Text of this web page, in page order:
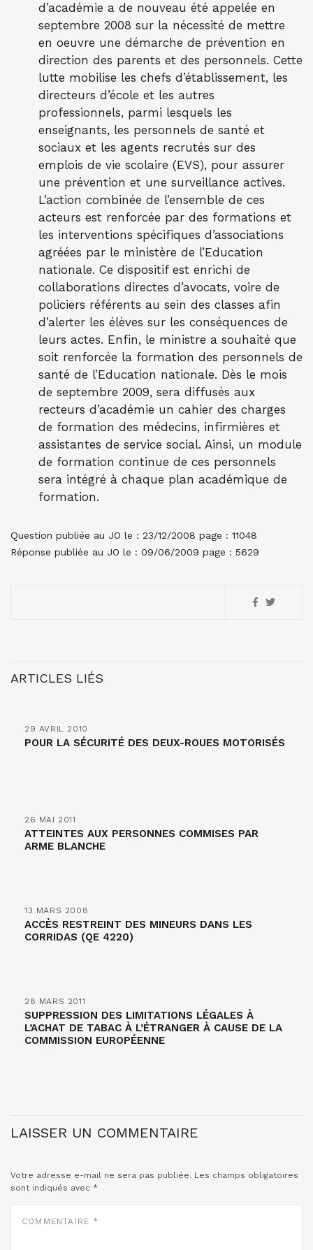
d’académie a de nouveau été appelée en
septembre 2008 sur la nécessité de mettre
en oeuvre une démarche de prévention en
direction des parents et des personnels. Cette
lutte mobilise les chefs d’établissement, les
directeurs d’école et les autres
professionnels, parmi lesquels les
enseignants, les personnels de santé et
sociaux et les agents recrutés sur des
emplois de vie scolaire (EVS), pour assurer
une prévention et une surveillance actives.
L’action combinée de l’ensemble de ces
acteurs est renforcée par des formations et
les interventions spécifiques d’associations
agréées par le ministère de l’Education
nationale. Ce dispositif est enrichi de
collaborations directes d’avocats, voire de
policiers référents au sein des classes afin
d’alerter les élèves sur les conséquences de
leurs actes. Enfin, le ministre a souhaité que
soit renforcée la formation des personnels de
santé de l’Education nationale. Dès le mois
de septembre 2009, sera diffusés aux
recteurs d’académie un cahier des charges
de formation des médecins, infirmières et
assistantes de service social. Ainsi, un module
de formation continue de ces personnels
sera intégré à chaque plan académique de
formation.
Question publiée au JO le : 23/12/2008 page : 11048
Réponse publiée au JO le : 09/06/2009 page : 5629
ARTICLES LIÉS
29 AVRIL 2010
POUR LA SÉCURITÉ DES DEUX-ROUES MOTORISÉS
26 MAI 2011
ATTEINTES AUX PERSONNES COMMISES PAR
ARME BLANCHE
13 MARS 2008
ACCÈS RESTREINT DES MINEURS DANS LES
CORRIDAS (QE 4220)
28 MARS 2011
SUPPRESSION DES LIMITATIONS LÉGALES À
L’ACHAT DE TABAC À L’ÉTRANGER À CAUSE DE LA
COMMISSION EUROPÉENNE
LAISSER UN COMMENTAIRE
Votre adresse e-mail ne sera pas publiée. Les champs obligatoires
sont indiqués avec *